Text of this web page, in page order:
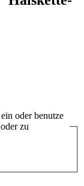
oder benutze
zu